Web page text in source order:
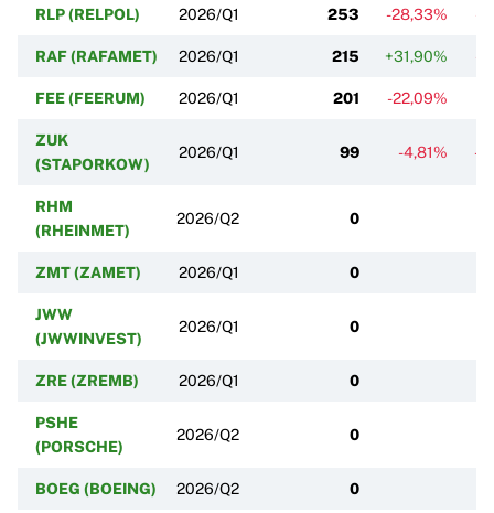
RLP (RELPOL) 2026/Q1 253 -28,33% -
RAF (RAFAMET) 2026/Q1 215 +31,90% -
FEE (FEERUM) 2026/Q1 201 -22,09%
ZUK
(STAPORKOW)
2026/Q1 99 -4,81% -
RHM
(RHEINMET)
2026/Q2 0
ZMT (ZAMET) 2026/Q1 0
JWW
(JWWINVEST)
2026/Q1 0
ZRE (ZREMB) 2026/Q1 0
PSHE
(PORSCHE)
2026/Q2 0
BOEG (BOEING) 2026/Q2 0